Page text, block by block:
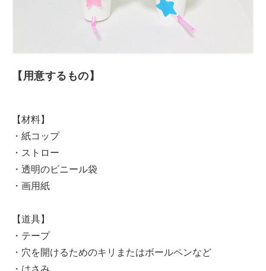
【用意するもの】
【材料】
・紙コップ
・ストロー
・透明のビニール袋
・画用紙
【道具】
・テープ
・穴を開けるためのキリまたはボールペンなど
・はさみ